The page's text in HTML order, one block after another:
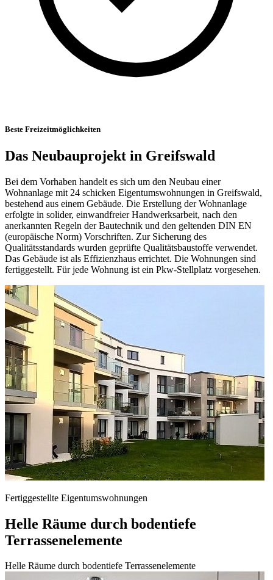
Beste Freizeitmöglichkeiten
Das Neubauprojekt in Greifswald
Bei dem Vorhaben handelt es sich um den Neubau einer
Wohnanlage mit 24 schicken Eigentumswohnungen in Greifswald,
bestehend aus einem Gebäude. Die Erstellung der Wohnanlage
erfolgte in so­lider, einwandfreier Handwerksarbeit, nach den
anerkannten Regeln der Bautechnik und den geltenden DIN EN
(europäische Norm) Vorschriften. Zur Sicherung des
Qualitätsstandards wurden geprüfte Qualitäts­baustoffe verwendet.
Das Gebäude ist als Effizienzhaus errichtet. Die Wohnungen sind
fertiggestellt. Für jede Wohnung ist ein Pkw-Stellplatz vorgesehen.
Fertiggestellte Eigentumswohnungen
Helle Räume durch bodentiefe
Terrassenelemente
Helle Räume durch bodentiefe Terrassenelemente